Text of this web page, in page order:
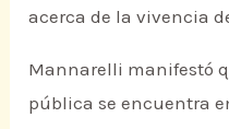
acerca de la vivencia
Mannarelli manifestó
pública se encuentra